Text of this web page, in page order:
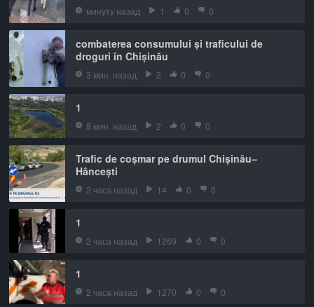
минуту назад 1 0 0
combaterea consumului și traficului de
droguri în Chișinău
3 мин. назад 2 0 0
1
8 мин. назад 2 0 0
Trafic de coșmar pe drumul Chișinău–
Hâncești
2 часа назад 14 0 0
1
2 часа назад 1269 0 0
1
2 часа назад 1270 0 0